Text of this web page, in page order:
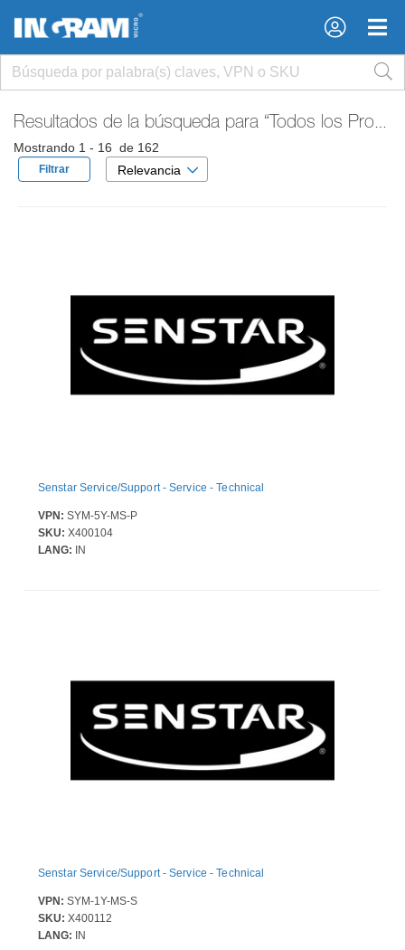
×
×
Resultados de la búsqueda para “Todos los Productos”
Mostrando 1 - 16 de 162
Filtrar Relevancia
Senstar Service/Support - Service - Technical
VPN: SYM-5Y-MS-P
SKU: X400104
LANG: IN
Senstar Service/Support - Service - Technical
VPN: SYM-1Y-MS-S
SKU: X400112
LANG: IN